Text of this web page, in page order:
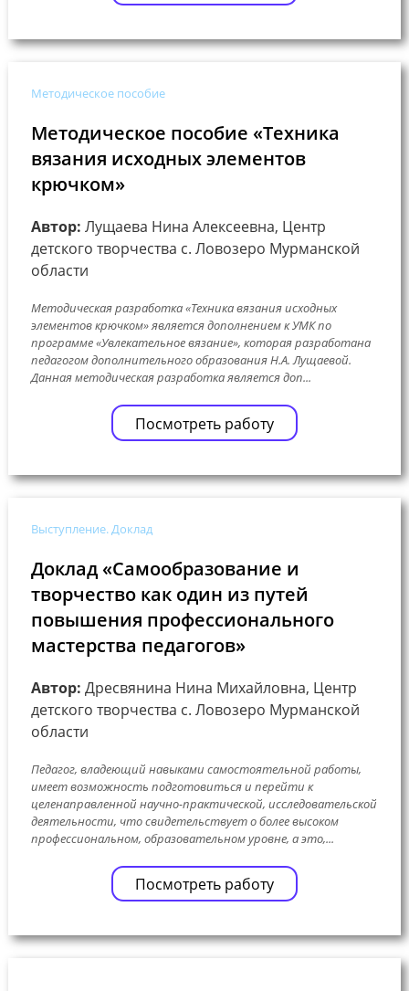
Методическое пособие
Методическое пособие «Техника
вязания исходных элементов
крючком»
Автор: Лущаева Нина Алексеевна, Центр
детского творчества с. Ловозеро Мурманской
области
Методическая разработка «Техника вязания исходных
элементов крючком» является дополнением к УМК по
программе «Увлекательное вязание», которая разработана
педагогом дополнительного образования Н.А. Лущаевой.
Данная методическая разработка является доп...
Посмотреть работу
Выступление. Доклад
Доклад «Самообразование и
творчество как один из путей
повышения профессионального
мастерства педагогов»
Автор: Дресвянина Нина Михайловна, Центр
детского творчества с. Ловозеро Мурманской
области
Педагог, владеющий навыками самостоятельной работы,
имеет возможность подготовиться и перейти к
целенаправленной научно-практической, исследовательской
деятельности, что свидетельствует о более высоком
профессиональном, образовательном уровне, а это,...
Посмотреть работу